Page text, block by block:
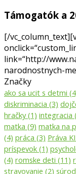
Támogatók a
[/
link=“http://
narodnostnych-
Značky
ako sa ucit s detmi
diskriminacia (3)
hračky(1) integracia
matka (9) matka na
(4) práca (3) Práva
príspevok (1)
(4) romske deti (11)
stravovanie (2)